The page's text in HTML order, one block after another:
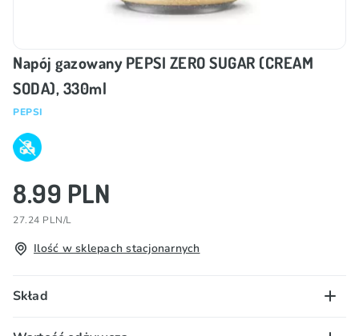
Napój gazowany PEPSI ZERO SUGAR (CREAM
SODA), 330ml
PEPSI
8.99 PLN
27.24 PLN/L
Ilość w sklepach stacjonarnych
Skład